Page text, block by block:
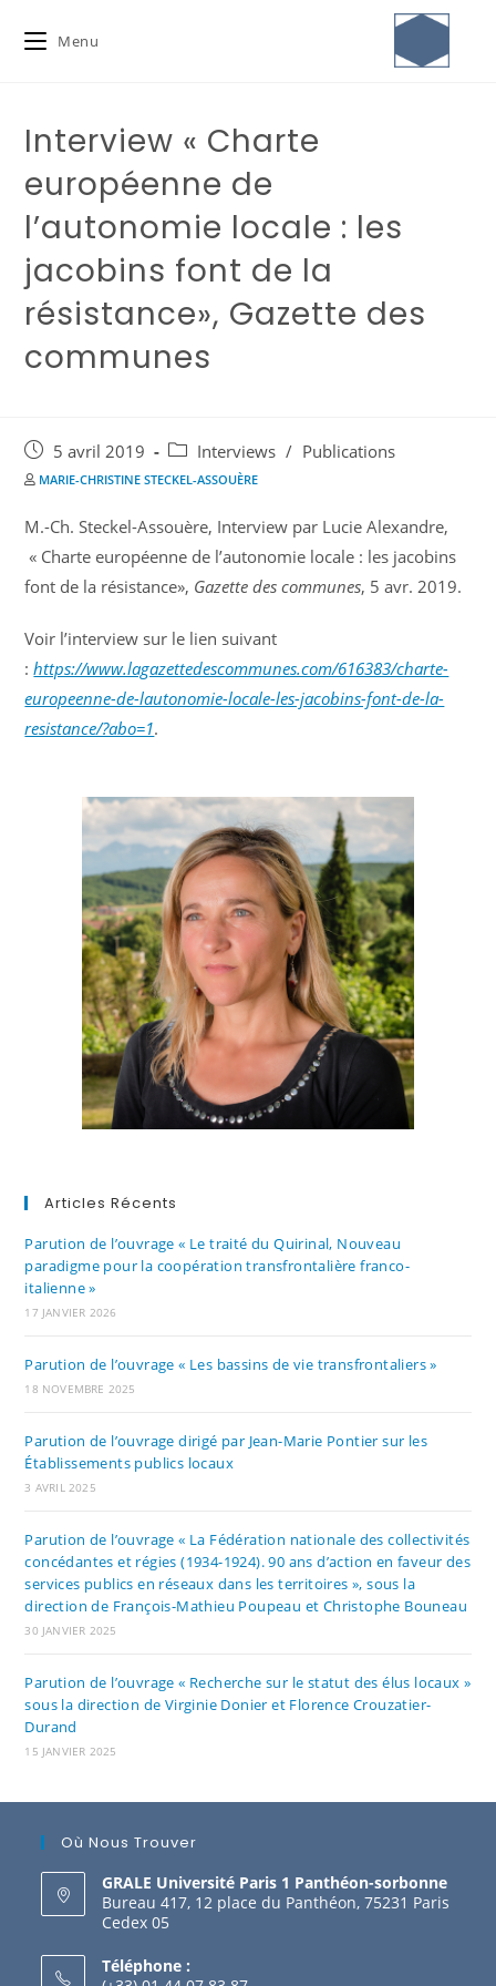
Menu
Interview « Charte
européenne de
l’autonomie locale : les
jacobins font de la
résistance», Gazette des
communes
5 avril 2019 Interviews / Publications
MARIE-CHRISTINE STECKEL-ASSOUÈRE
M.-Ch. Steckel-Assouère, Interview par Lucie Alexandre,
« Charte européenne de l’autonomie locale : les jacobins
font de la résistance», Gazette des communes, 5 avr. 2019.
Voir l’interview sur le lien suivant
:https://www.lagazettedescommunes.com/616383/charte-
europeenne-de-lautonomie-locale-les-jacobins-font-de-la-
resistance/?abo=1.
Articles Récents
Parution de l’ouvrage « Le traité du Quirinal, Nouveau
paradigme pour la coopération transfrontalière franco-
italienne »
17 JANVIER 2026
Parution de l’ouvrage « Les bassins de vie transfrontaliers »
18 NOVEMBRE 2025
Parution de l’ouvrage dirigé par Jean-Marie Pontier sur les
Établissements publics locaux
3 AVRIL 2025
Parution de l’ouvrage « La Fédération nationale des collectivités
concédantes et régies (1934-1924). 90 ans d’action en faveur des
services publics en réseaux dans les territoires », sous la
direction de François-Mathieu Poupeau et Christophe Bouneau
30 JANVIER 2025
Parution de l’ouvrage « Recherche sur le statut des élus locaux »
sous la direction de Virginie Donier et Florence Crouzatier-
Durand
15 JANVIER 2025
Où Nous Trouver
GRALE Université Paris 1 Panthéon-sorbonne
Bureau 417, 12 place du Panthéon, 75231 Paris
Cedex 05
Téléphone :